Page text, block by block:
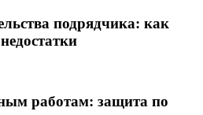
подрядчика: как
работам: защита по